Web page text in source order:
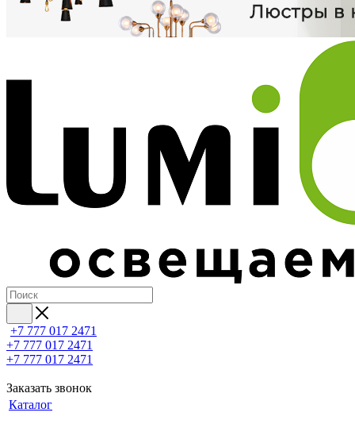
+7 777 017 2471
+7 777 017 2471
+7 777 017 2471
Заказать звонок
Каталог